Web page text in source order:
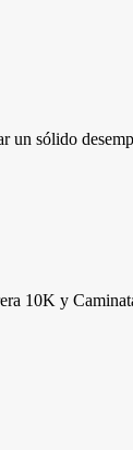
un sólido
10K y